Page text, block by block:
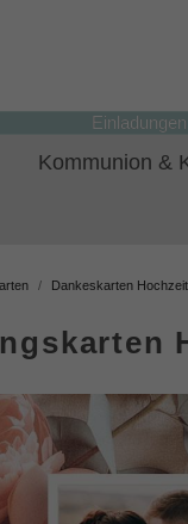
Kommunion &
Dankeskarten Hochzeit